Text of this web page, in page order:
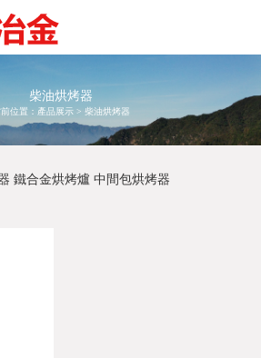
柴油烘烤器
位置： 產品展示 >柴油烘烤器
鐵合金烘烤爐 中間包烘烤器